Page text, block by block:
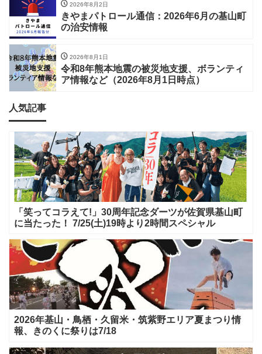
2026年8月2日
きやまパトロール通信：2026年6月の基山町
の治安情報
2026年8月1日
令和8年熊本地震の被災地支援、ボランティ
ア情報など（2026年8月1日時点）
人気記事
「笑ってコラえて!」30周年記念ダーツが佐賀県基山町
に当たった！ 7/25(土)19時より2時間スペシャル
2026年基山・鳥栖・久留米・筑紫野エリア夏まつり情
報、きのくに祭りは7/18